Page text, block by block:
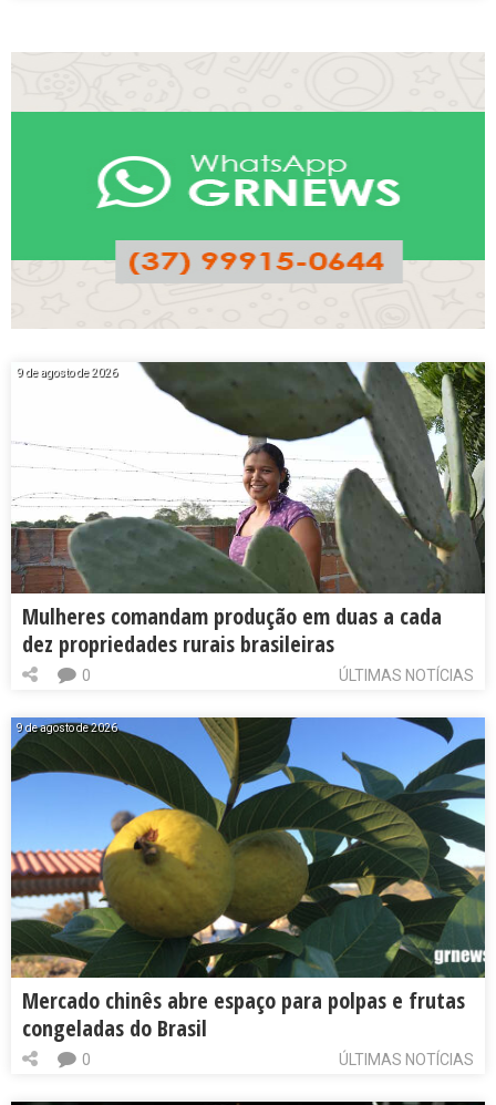
9 de agosto de 2026
Mulheres comandam produção em duas a cada
dez propriedades rurais brasileiras
ÚLTIMAS NOTÍCIAS
0
9 de agosto de 2026
Mercado chinês abre espaço para polpas e frutas
congeladas do Brasil
ÚLTIMAS NOTÍCIAS
0